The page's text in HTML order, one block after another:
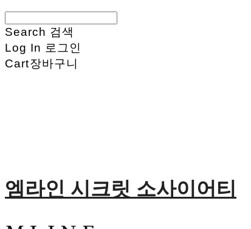
Search 검색
Log In 로그인
Cart장바구니
엠라인 시크릿 소사이어티